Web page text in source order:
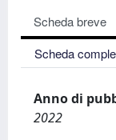
Scheda breve
Scheda
Anno di
2022